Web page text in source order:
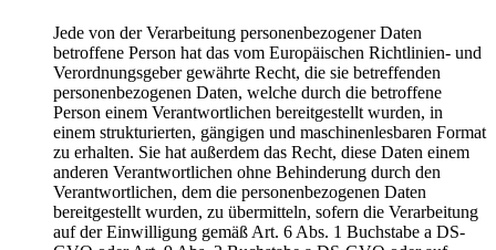
Jede von der Verarbeitung personenbezogener Daten
betroffene Person hat das vom Europäischen Richtlinien- und
Verordnungsgeber gewährte Recht, die sie betreffenden
personenbezogenen Daten, welche durch die betroffene
Person einem Verantwortlichen bereitgestellt wurden, in
einem strukturierten, gängigen und maschinenlesbaren Format
zu erhalten. Sie hat außerdem das Recht, diese Daten einem
anderen Verantwortlichen ohne Behinderung durch den
Verantwortlichen, dem die personenbezogenen Daten
bereitgestellt wurden, zu übermitteln, sofern die Verarbeitung
auf der Einwilligung gemäß Art. 6 Abs. 1 Buchstabe a DS-